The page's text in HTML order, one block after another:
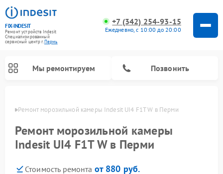
FIX-INDESIT
Ремонт устройств Indesit
Специализированный
cервисный центр г.Пермь
+7 (342) 254-93-15
Ежедневно, с 10:00 до 20:00
Мы ремонтируем Позвонить
Ремонт морозильной камеры Indesit UI4 F1T W в Перми
Ремонт морозильной камеры
Indesit UI4 F1T W в Перми
Стоимость ремонта от 880 руб.